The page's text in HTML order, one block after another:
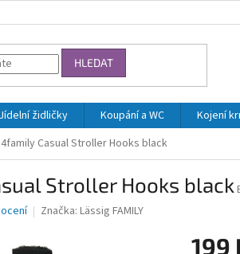
HLEDAT
Jídelní židličky Koupání a WC Kojení
Casual Stroller Hooks black
Stroller Hooks black
Značka: Lässig FAMILY
199